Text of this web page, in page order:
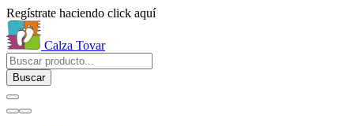
Regístrate haciendo click aquí
Calza Tovar
Buscar